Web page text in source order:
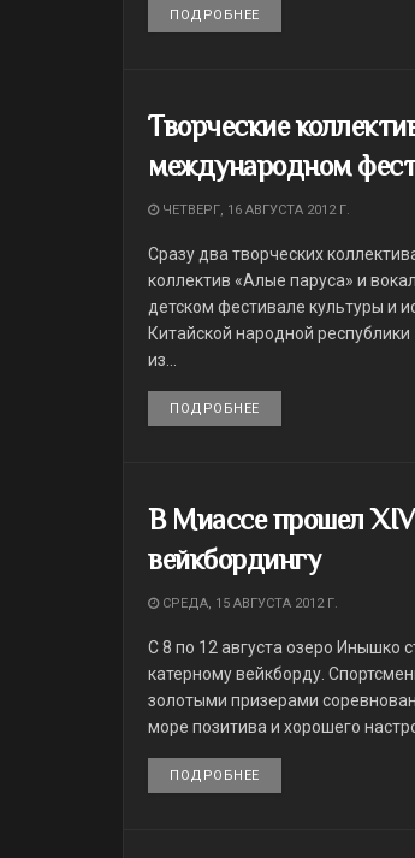
ПОДРОБНЕЕ
Творческие
международном
ЧЕТВЕРГ, 16 АВГУСТА 2012 Г.
Сразу два творческих
коллектив «Алые паруса» и
детском фестивале культуры и
Китайской народной
из...
ПОДРОБНЕЕ
В Миассе прошел
вейкбордингу
СРЕДА, 15 АВГУСТА 2012 Г.
С 8 по 12 августа озеро Инышко
катерному вейкборду.
золотыми призерами
море позитива и хорошего
ПОДРОБНЕЕ